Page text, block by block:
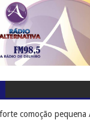
comoção pequena